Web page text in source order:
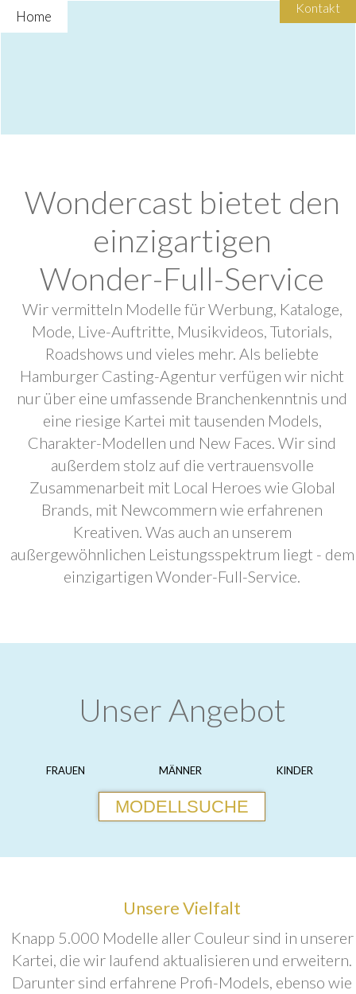
Home
Kontakt
Wondercast bietet den
einzigartigen
Wonder-Full-Service
Wir vermitteln Modelle für Werbung, Kataloge,
Mode, Live-Auftritte, Musikvideos, Tutorials,
Roadshows und vieles mehr. Als beliebte
Hamburger Casting-Agentur verfügen wir nicht
nur über eine umfassende Branchenkenntnis und
eine riesige Kartei mit tausenden Models,
Charakter-Modellen und New Faces. Wir sind
außerdem stolz auf die vertrauensvolle
Zusammenarbeit mit Local Heroes wie Global
Brands, mit Newcommern wie erfahrenen
Kreativen. Was auch an unserem
außergewöhnlichen Leistungsspektrum liegt - dem
einzigartigen Wonder-Full-Service.
Unser Angebot
FRAUEN MÄNNER KINDER
MODELLSUCHE
Unsere Vielfalt
Knapp 5.000 Modelle aller Couleur sind in unserer
Kartei, die wir laufend aktualisieren und erweitern.
Darunter sind erfahrene Profi-Models, ebenso wie